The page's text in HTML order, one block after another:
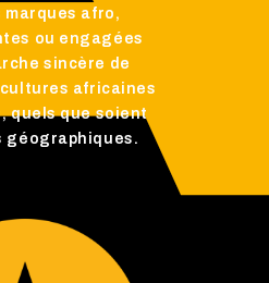
afro,
ou engagées
sincère de
africaines
quels que soient
géographiques.